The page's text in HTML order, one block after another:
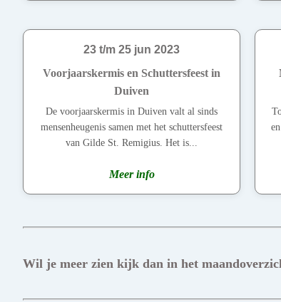
23 t/m 25 jun 2023
Voorjaarskermis en Schuttersfeest in
Duiven
De voorjaarskermis in Duiven valt al sinds
mensenheugenis samen met het schuttersfeest
van Gilde St. Remigius. Het is...
Meer info
Wil je meer zien kijk dan in het